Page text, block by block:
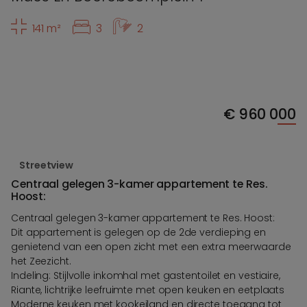
141 m² 3 2
€960 000
Streetview
Centraal gelegen 3-kamer appartement te Res.
Hoost:
Centraal gelegen 3-kamer appartement te Res. Hoost:
Dit appartement is gelegen op de 2de verdieping en
genietend van een open zicht met een extra meerwaarde
het Zeezicht.
Indeling: Stijlvolle inkomhal met gastentoilet en vestiaire,
Riante, lichtrijke leefruimte met open keuken en eetplaats
Moderne keuken met kookeiland en directe toegang tot